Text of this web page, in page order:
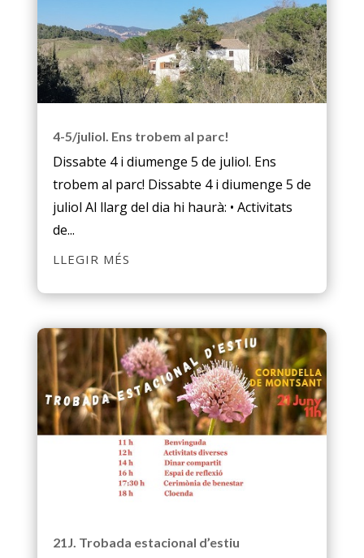
4-5/juliol. Ens trobem al parc!
Dissabte 4 i diumenge 5 de juliol. Ens
trobem al parc! Dissabte 4 i diumenge 5 de
juliol Al llarg del dia hi haurà: • Activitats
de...
LLEGIR MÉS
21J. Trobada estacional d’estiu